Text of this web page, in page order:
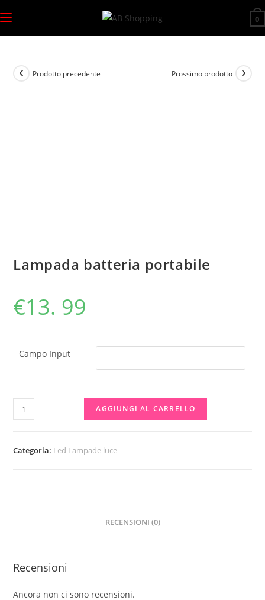
al
contenuto
0
Prodotto precedente Prossimo prodotto
Lampada batteria portabile
€13. 99
Campo Input
Lampada
batteria
quantità
AGGIUNGI AL CARRELLO
Categoria: Led Lampade luce
RECENSIONI (0)
Recensioni
Ancora non ci sono recensioni.